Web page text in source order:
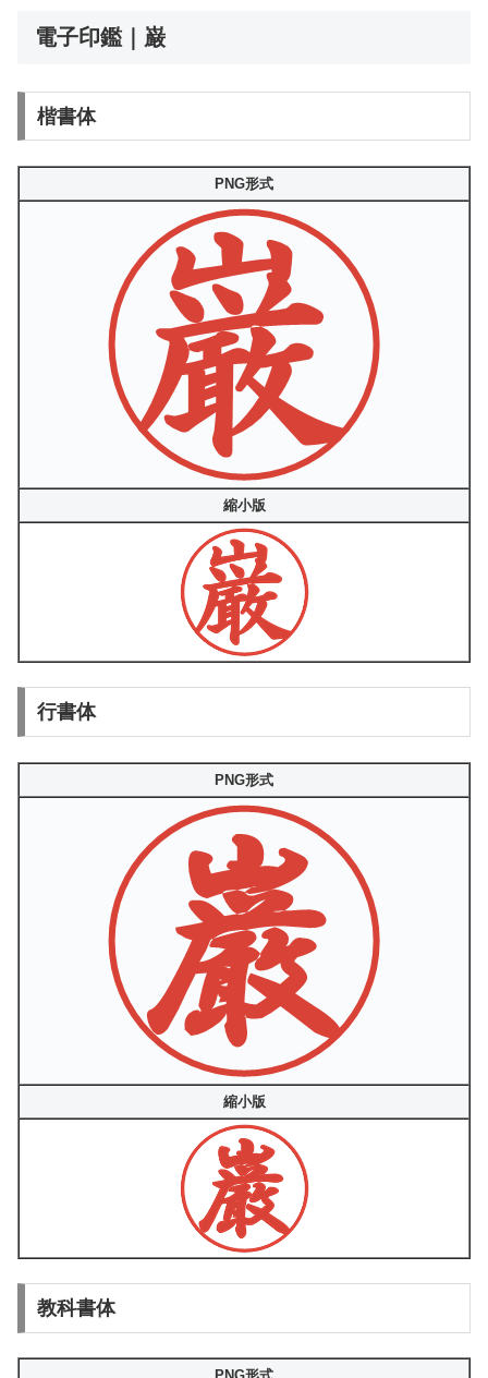
電子印鑑｜巌
楷書体
PNG形式
縮小版
行書体
PNG形式
縮小版
教科書体